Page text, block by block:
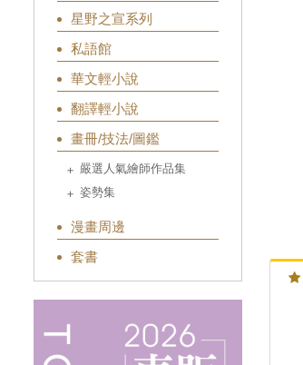
星野之宣系列
私語館
華文輕小說
翻譯輕小說
畫冊/技法/圖鑑
嚴選人氣繪師作品集
姿勢集
漫畫周邊
套書